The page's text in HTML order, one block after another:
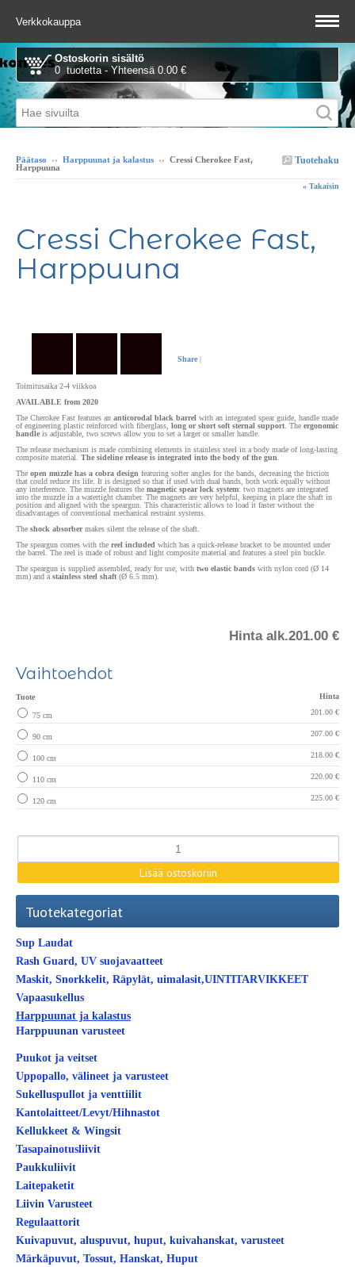
Verkkokauppa
Ostoskorin sisältö
0 tuotetta - Yhteensä 0.00 €
Tuotehaku
Päätaso ›› Harppuunat ja kalastus ›› Cressi Cherokee Fast,
Harppuuna
« Takaisin
Cressi Cherokee Fast,
Harppuuna
Share |
Toimitusaika 2-4 viikkoa
AVAILABLE from 2020
The Cherokee Fast features an anticorodal black barrel with an integrated spear guide, handle made
of engineering plastic reinforced with fiberglass, long or short soft sternal support . The ergonomic
handle is adjustable, two screws allow you to set a larger or smaller handle.
The release mechanism is made combining elements in stainless steel in a body made of long-lasting
composite material. The sideline release is integrated into the body of the gun
The open muzzle has a cobra design featuring softer angles for the bands, decreasing the friction
that could reduce its life. It is designed so that if used with dual bands, both work equally without
any interference. The muzzle features the magnetic spear lock system: two magnets are integrated
into the muzzle in a watertight chamber. The magnets are very helpful, keeping in place the shaft in
position and aligned with the speargun. This characteristic allows to load it faster without the
disadvantages of conventional mechanical restraint systems.
The shock absorbermakes silent the release of the shaft.
The speargun comes with the reel included which has a quick-release bracket to be mounted under
the barrel. The reel is made of robust and light composite material and features a steel pin buckle.
The speargun is supplied assembled, ready for use, with two elastic bands with nylon cord (Ø 14
mm) and a stainless steel shaft (Ø 6.5 mm).
Hinta alk.201.00 €
Vaihtoehdot
Tuote Hinta
75 cm 201.00 €
90 cm 207.00 €
100 cm 218.00 €
110 cm 220.00 €
120 cm 225.00 €
Tuotekategoriat
Sup Laudat
Rash Guard, UV suojavaatteet
Maskit, Snorkkelit, Räpylät, uimalasit,UINTITARVIKKEET
Vapaasukellus
Harppuunat ja kalastus
Harppuunan varusteet
Puukot ja veitset
Uppopallo, välineet ja varusteet
Sukelluspullot ja venttiilit
Kantolaitteet/Levyt/Hihnastot
Kellukkeet & Wingsit
Tasapainotusliivit
Paukkuliivit
Laitepaketit
Liivin Varusteet
Regulaattorit
Kuivapuvut, aluspuvut, huput, kuivahanskat, varusteet
Märkäpuvut, Tossut, Hanskat, Huput